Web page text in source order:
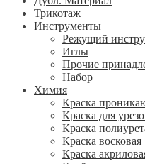
Трикотаж
Инструменты
Режущий
Иглы
Прочие
Набор
Химия
Краска
Краска для
Краска
Краска восковая
Краска